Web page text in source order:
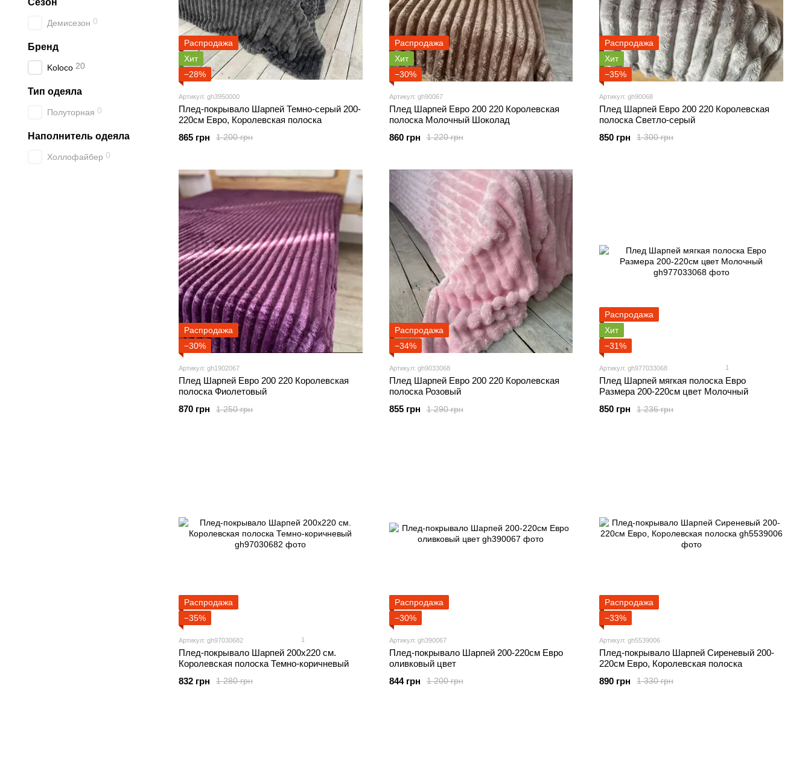
Распродажа
Хит
−28%
Артикул: gh3950000
Плед-покрывало Шарпей Темно-серый 200-
220см Евро, Королевская полоска
1 200 грн
865 грн
Распродажа
Хит
−30%
Артикул: gh90067
Плед Шарпей Евро 200 220 Королевская
полоска Молочный Шоколад
1 220 грн
860 грн
Распродажа
Хит
−35%
Артикул: gh90068
Плед Шарпей Евро 200 220 Королевская
полоска Светло-серый
1 300 грн
850 грн
Распродажа
−30%
Артикул: gh1902067
Плед Шарпей Евро 200 220 Королевская
полоска Фиолетовый
1 250 грн
870 грн
Распродажа
−34%
Артикул: gh9033068
Плед Шарпей Евро 200 220 Королевская
полоска Розовый
1 290 грн
855 грн
Распродажа
Хит
−31%
Артикул: gh977033068 1
Плед Шарпей мягкая полоска Евро
Размера 200-220см цвет Молочный
1 236 грн
850 грн
Распродажа
−35%
Артикул: gh97030682 1
Плед-покрывало Шарпей 200x220 см.
Королевская полоска Темно-коричневый
1 280 грн
832 грн
Распродажа
−30%
Артикул: gh390067
Плед-покрывало Шарпей 200-220см Евро
оливковый цвет
1 200 грн
844 грн
Распродажа
−33%
Артикул: gh5539006
Плед-покрывало Шарпей Сиреневый 200-
220см Евро, Королевская полоска
1 330 грн
890 грн
Сезон
Демисезон 0
Бренд
Koloco 20
Тип одеяла
Полуторная 0
Наполнитель одеяла
Холлофайбер 0